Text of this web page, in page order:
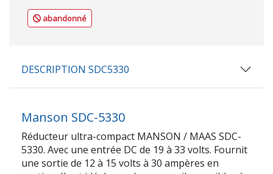
abandonné
DESCRIPTION SDC5330
Manson SDC-5330
Réducteur ultra-compact MANSON / MAAS SDC-
5330. Avec une entrée DC de 19 à 33 volts. Fournit
une sortie de 12 à 15 volts à 30 ampères en